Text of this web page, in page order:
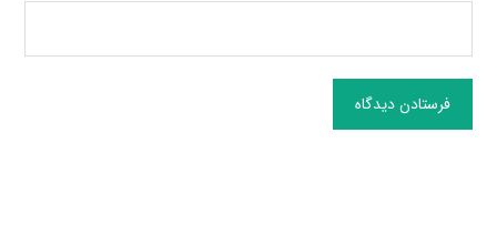
فرستادن دیدگاه